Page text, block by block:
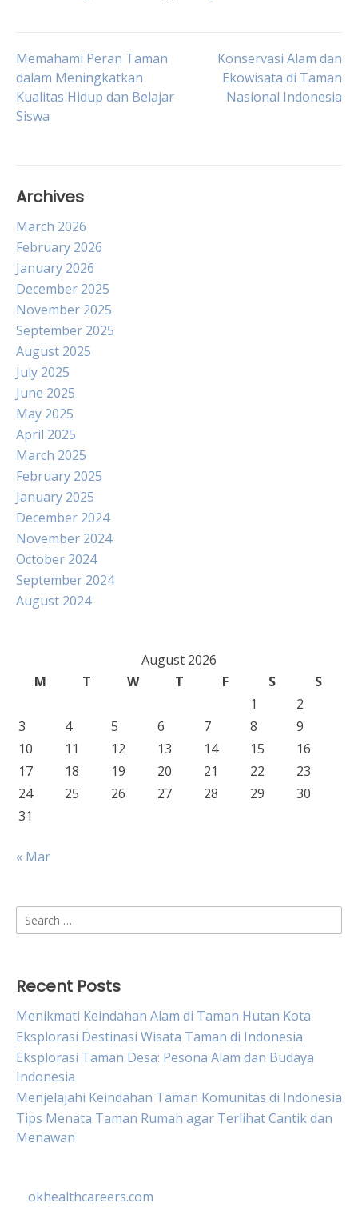
Post
navigation
Memahami Peran Taman
dalam Meningkatkan
Kualitas Hidup dan Belajar
Siswa
Konservasi Alam dan
Ekowisata di Taman
Nasional Indonesia
Archives
March 2026
February 2026
January 2026
December 2025
November 2025
September 2025
August 2025
July 2025
June 2025
May 2025
April 2025
March 2025
February 2025
January 2025
December 2024
November 2024
October 2024
September 2024
August 2024
August 2026
M
T W T F S
S
1
2
3
4 5 6 7 8
9
10
11 12 13 14 15
16
17
18 19 20 21 22
23
24
25 26 27 28 29
30
31
« Mar
Search
for:
Recent Posts
Menikmati Keindahan Alam di Taman Hutan Kota
Eksplorasi Destinasi Wisata Taman di Indonesia
Eksplorasi Taman Desa: Pesona Alam dan Budaya
Indonesia
Menjelajahi Keindahan Taman Komunitas di Indonesia
Tips Menata Taman Rumah agar Terlihat Cantik dan
Menawan
okhealthcareers.com